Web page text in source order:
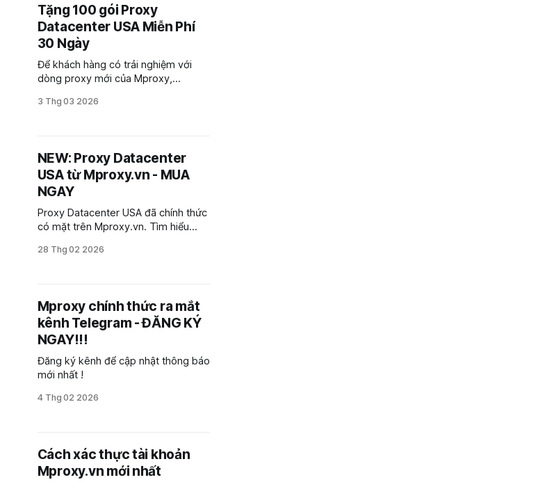
METAMAX đơn giản nhất.
Tặng 100 gói Proxy
Datacenter USA Miễn Phí
30 Ngày
Để khách hàng có trải nghiệm với
dòng proxy mới của Mproxy,
gói Proxy Datacenter USA, IP tĩnh sử
3 Thg 03 2026
NEW: Proxy Datacenter
USA từ Mproxy.vn - MUA
NGAY
Proxy Datacenter USA đã chính thức
có mặt trên Mproxy.vn. Tìm hiểu
trong bài viết dưới đây nhé
28 Thg 02 2026
Mproxy chính thức ra mắt
kênh Telegram - ĐĂNG KÝ
NGAY!!!
Đăng ký kênh để cập nhật thông báo
mới nhất !
4 Thg 02 2026
Cách xác thực tài khoản
Mproxy.vn mới nhất